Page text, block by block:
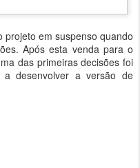
em suspenso quando
Após esta venda para o
das primeiras decisões foi
desenvolver a versão de